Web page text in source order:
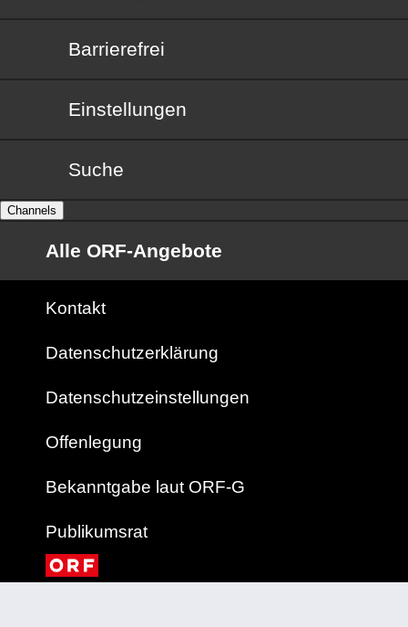
Barrierefrei
Barrierefrei
Einstellungen
Suche
Channels
Alle ORF-Angebote
Kontakt
Datenschutzerklärung
Datenschutzeinstellungen
Offenlegung
Bekanntgabe laut ORF-G
Publikumsrat